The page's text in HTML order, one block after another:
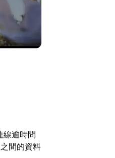
線逾時問
間的資料